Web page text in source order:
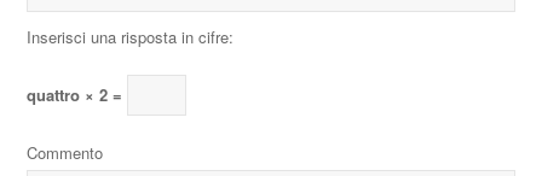
Inserisci una risposta in cifre:
quattro × 2 =
Commento